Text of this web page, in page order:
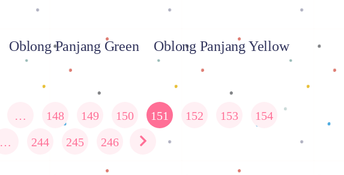
Oblong Panjang Green Oblong Panjang Yellow
… 148 149 150 151 152 153
154
…
244 245 246